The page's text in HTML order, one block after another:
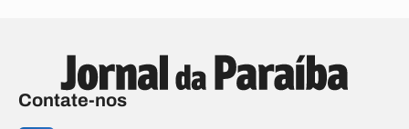
Contate-nos